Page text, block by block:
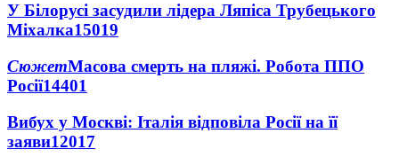
У Білорусі засудили лідера Ляпіса Трубецького
Міхалка15019
СюжетМасова смерть на пляжі. Робота ППО
Росії14401
Вибух у Москві: Італія відповіла Росії на її
заяви12017